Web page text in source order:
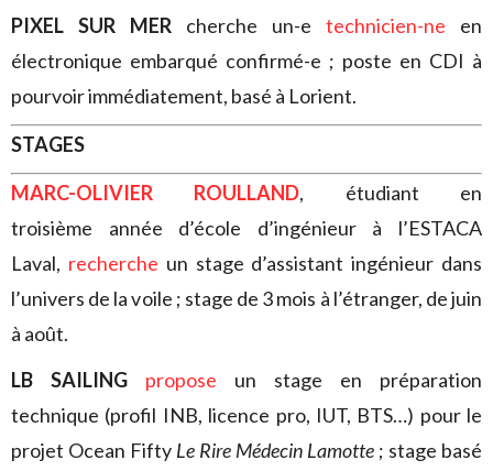
PIXEL SUR MER cherche un-e technicien-ne en
électronique embarqué confirmé-e ; poste en CDI à
pourvoir immédiatement, basé à Lorient.
STAGES
MARC-OLIVIER ROULLAND, étudiant en
troisième année d’école d’ingénieur à l’ESTACA
Laval, recherche un stage d’assistant ingénieur dans
l’univers de la voile ; stage de 3 mois à l’étranger, de juin
à août.
LB SAILING
propose un stage en préparation
technique (profil INB, licence pro, IUT, BTS…) pour le
projet Ocean Fifty Le Rire Médecin Lamotte ; stage basé